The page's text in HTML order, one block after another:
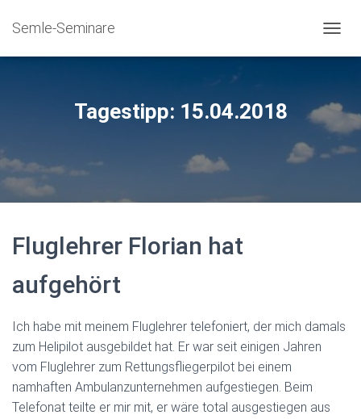
Semle-Seminare
Tagestipp: 15.04.2018
Fluglehrer Florian hat
aufgehört
Ich habe mit meinem Fluglehrer telefoniert, der mich damals
zum Helipilot ausgebildet hat. Er war seit einigen Jahren
vom Fluglehrer zum Rettungsfliegerpilot bei einem
namhaften Ambulanzunternehmen aufgestiegen. Beim
Telefonat teilte er mir mit, er wäre total ausgestiegen aus